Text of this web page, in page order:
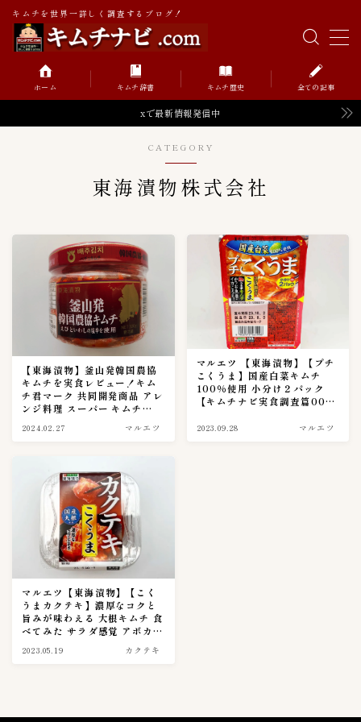
キムチを世界一詳しく調査するブログ！
MENU
Value価格帯（円） 52
０〜９９円 0
１００〜１９９円 6
１０００〜１９９９円
２００〜２９９円 8
２０００〜２９９９円 2
３００〜３９９円 11
３０００〜３９９９円
４００〜４９９円 7
６００〜６９９円
７００〜７９９円
８００〜８９９円
９００〜９９９円
キムチのレシピ
ピルクス＆酢漬け 1
キムチの素活用術 5
ホーム キムチ辞書 キムチ歴史 全ての記事
xで最新情報発信中
CATEGORY
東海漬物株式会社
【東海漬物】釜山発韓国農協
キムチを実食レビュー！キム
チ君マーク 共同開発商品 アレ
ンジ料理 スーパー キムチ
2024.02.27 マルエツ
マルエツ 【東海漬物】【プチ
こくうま】国産白菜キムチ
100％使用 小分け２パック
【キムチナビ実食調査篇0015
2023.09.28 マルエツ
マルエツ【東海漬物】【こく
うまカクテキ】濃厚なコクと
旨みが味わえる 大根キムチ 食
べてみた サラダ感覚 アボカド
ビ実食調査篇0013話】
2023.05.19 カクテキ